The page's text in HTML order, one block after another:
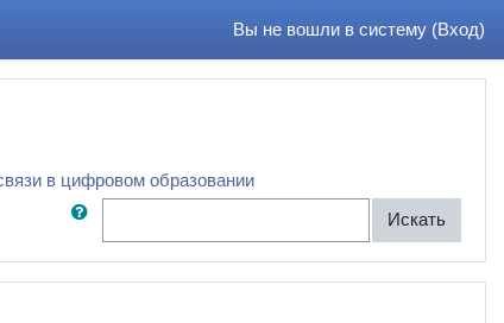
Вы не вошли в систему (Вход)
в цифровом образовании
Поиск по форумам
Искать